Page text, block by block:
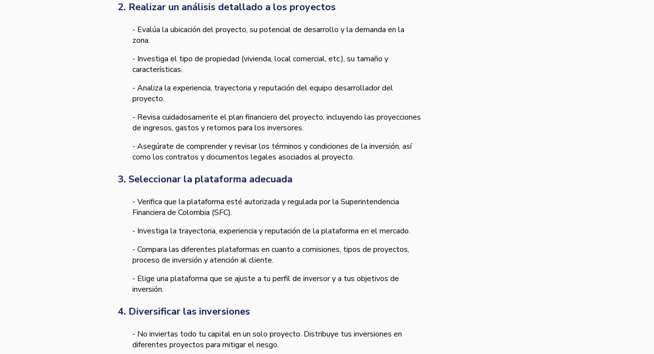
2. Realizar un análisis detallado a los proyectos
- Evalúa la ubicación del proyecto, su potencial de desarrollo y la demanda en la
zona.
- Investiga el tipo de propiedad (vivienda, local comercial, etc.), su tamaño y
características.
- Analiza la experiencia, trayectoria y reputación del equipo desarrollador del
proyecto.
- Revisa cuidadosamente el plan financiero del proyecto, incluyendo las proyecciones
de ingresos, gastos y retornos para los inversores.
- Asegúrate de comprender y revisar los términos y condiciones de la inversión, así
como los contratos y documentos legales asociados al proyecto.
3. Seleccionar la plataforma adecuada
- Verifica que la plataforma esté autorizada y regulada por la Superintendencia
Financiera de Colombia (SFC).
- Investiga la trayectoria, experiencia y reputación de la plataforma en el mercado.
- Compara las diferentes plataformas en cuanto a comisiones, tipos de proyectos,
proceso de inversión y atención al cliente.
- Elige una plataforma que se ajuste a tu perfil de inversor y a tus objetivos de
inversión.
4. Diversificar las inversiones
- No inviertas todo tu capital en un solo proyecto. Distribuye tus inversiones en
diferentes proyectos para mitigar el riesgo.